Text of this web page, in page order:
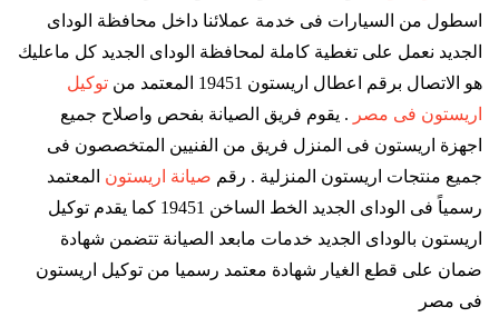
اسطول من السيارات فى خدمة عملائنا داخل محافظة الوداى
الجديد نعمل على تغطية كاملة لمحافظة الوداى الجديد كل ماعليك
هو الاتصال برقم اعطال اريستون 19451 المعتمد من
توكيل
اريستون فى مصر . يقوم فريق الصيانة بفحص واصلاح جميع
اجهزة اريستون فى المنزل فريق من الفنيين المتخصصون فى
جميع منتجات اريستون المنزلية . رقم صيانة اريستون المعتمد
رسمياً فى الوداى الجديد الخط الساخن 19451 كما يقدم توكيل
اريستون بالوداى الجديد خدمات مابعد الصيانة تتضمن شهادة
ضمان على قطع الغيار شهادة معتمد رسميا من توكيل اريستون
فى مصر